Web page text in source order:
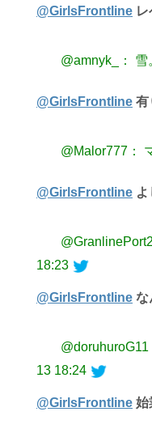
@GirlsFrontline
@amnyk_： 雪
@GirlsFrontline 有
@Malor777：
@GirlsFrontline
18:23
@GirlsFrontline な
13 18:24
@GirlsFrontline 始